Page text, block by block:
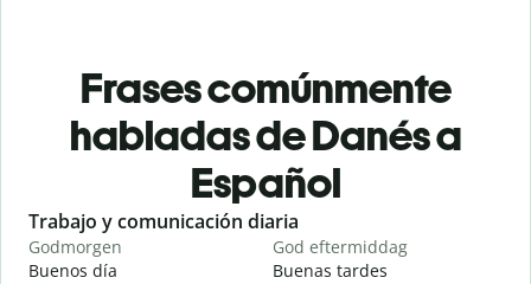
Frases comúnmente
habladas de Danés a
Español
Slide 1 of 6
Trabajo y comunicación diaria
Godmorgen
Buenos día
God eftermiddag
Buenas tardes